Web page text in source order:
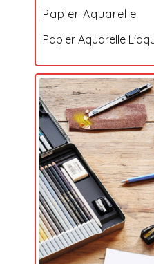
Papier Aquarelle
Papier Aquarelle